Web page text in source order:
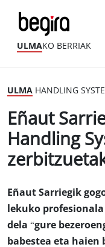
ULMAKO BERRIAK
ULMA HANDLING
Eñaut
Handling
Eñaut Sarriegik
lekuko
dela “gure
babestea eta haien